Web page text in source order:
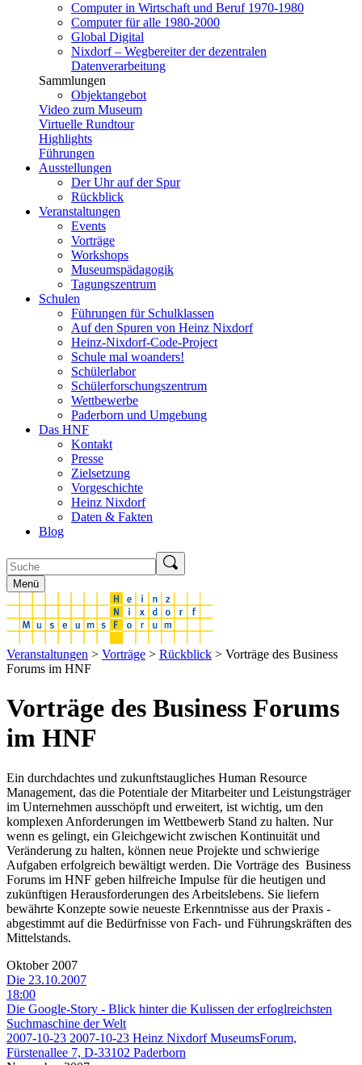
Computer in Wirtschaft und Beruf 1970-1980
Computer für alle 1980-2000
Global Digital
Nixdorf – Wegbereiter der dezentralen
Datenverarbeitung
Sammlungen
Objektangebot
Video zum Museum
Virtuelle Rundtour
Highlights
Führungen
Ausstellungen
Der Uhr auf der Spur
Rückblick
Veranstaltungen
Events
Vorträge
Workshops
Museumspädagogik
Tagungszentrum
Schulen
Führungen für Schulklassen
Auf den Spuren von Heinz Nixdorf
Heinz-Nixdorf-Code-Project
Schule mal woanders!
Schülerlabor
Schülerforschungszentrum
Wettbewerbe
Paderborn und Umgebung
Das HNF
Kontakt
Presse
Zielsetzung
Vorgeschichte
Heinz Nixdorf
Daten & Fakten
Blog
Menü
Veranstaltungen > Vorträge > Rückblick > Vorträge des Business
Forums im HNF
Vorträge des Business Forums
im HNF
Ein durchdachtes und zukunftstaugliches Human Resource
Management, das die Potentiale der Mitarbeiter und Leistungsträger
im Unternehmen ausschöpft und erweitert, ist wichtig, um den
komplexen Anforderungen im Wettbewerb Stand zu halten. Nur
wenn es gelingt, ein Gleichgewicht zwischen Kontinuität und
Veränderung zu halten, können neue Projekte und schwierige
Aufgaben erfolgreich bewältigt werden. Die Vorträge des Business
Forums im HNF geben hilfreiche Impulse für die heutigen und
zukünftigen Herausforderungen des Arbeitslebens. Sie liefern
bewährte Konzepte sowie neueste Erkenntnisse aus der Praxis -
abgestimmt auf die Bedürfnisse von Fach- und Führungskräften des
Mittelstands.
Oktober 2007
Die 23.10.2007
18:00
Die Google-Story - Blick hinter die Kulissen der erfoglreichsten
Suchmaschine der Welt
2007-10-23 2007-10-23 Heinz Nixdorf MuseumsForum,
Fürstenallee 7, D-33102 Paderborn